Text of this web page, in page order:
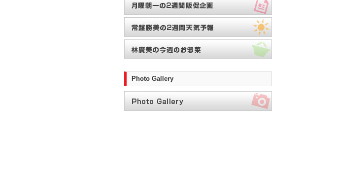
Photo Gallery